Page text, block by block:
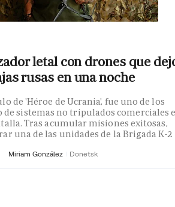
letal con drones que
rusas en una noche
de 'Héroe de Ucrania', fue uno de los
de sistemas no tripulados comerciales
Tras acumular misiones exitosas,
una de las unidades de la Brigada K-2
Miriam González Donetsk